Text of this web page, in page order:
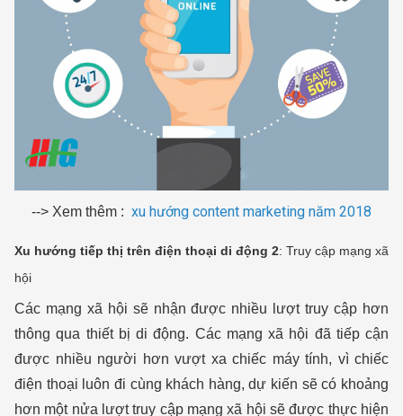
--> Xem thêm : xu hướng content marketing năm 2018
Xu hướng tiếp thị trên điện thoại di động 2: Truy cập mạng xã
hội
Các mạng xã hội sẽ nhận được nhiều lượt truy cập hơn
thông qua thiết bị di động. Các mạng xã hội đã tiếp cận
được nhiều người hơn vượt xa chiếc máy tính, vì chiếc
điện thoại luôn đi cùng khách hàng, dự kiến sẽ có khoảng
hơn một nửa lượt truy cập mạng xã hội sẽ được thực hiện